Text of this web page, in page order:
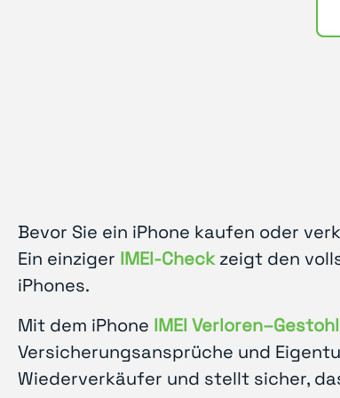
Bevor Sie ein iPhone kaufen oder
Ein einziger IMEI-Checkzeigt den
iPhones.
Mit dem iPhone IMEI
Versicherungsansprüche und
Wiederverkäufer und stellt sicher,